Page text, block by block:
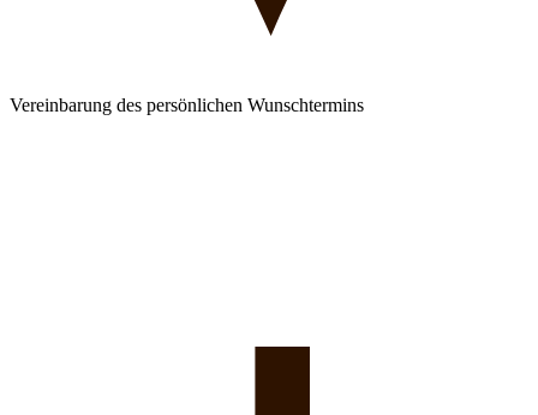
Vereinbarung des persönlichen Wunschtermins